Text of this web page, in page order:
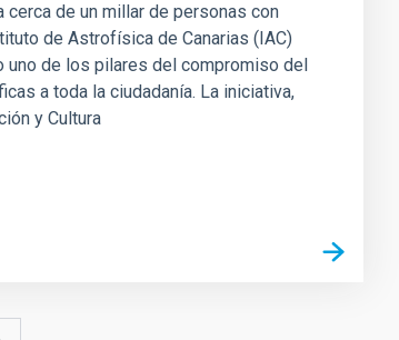
de un millar de personas con
de Astrofísica de Canarias (IAC)
uno de los pilares del compromiso del
a toda la ciudadanía. La iniciativa,
y Cultura